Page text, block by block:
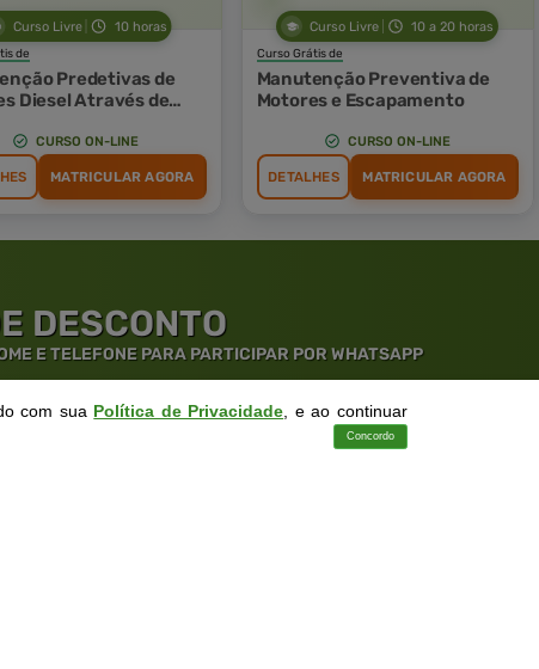
Curso Livre 10 horas
de
Predetivas de
Diesel Através de
CURSO ON-LINE
MATRICULAR AGORA
Curso Livre 10 a 20 horas
Curso Grátis de
Manutenção Preventiva de
Motores e Escapamento
CURSO ON-LINE
DETALHES MATRICULAR AGORA
DESCONTO
E TELEFONE PARA PARTICIPAR POR WHATSAPP
Solicite um WhatsApp
com sua Política de Privacidade , e ao continuar
Concordo